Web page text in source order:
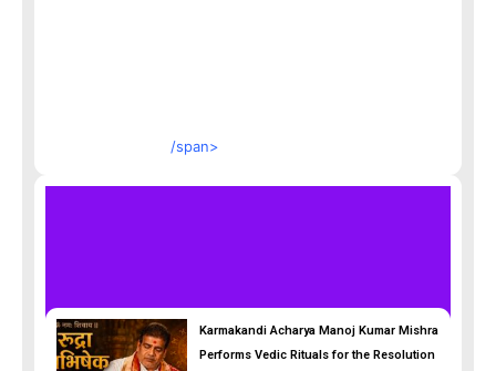
/span>
Karmakandi Acharya Manoj Kumar Mishra
Performs Vedic Rituals for the Resolution